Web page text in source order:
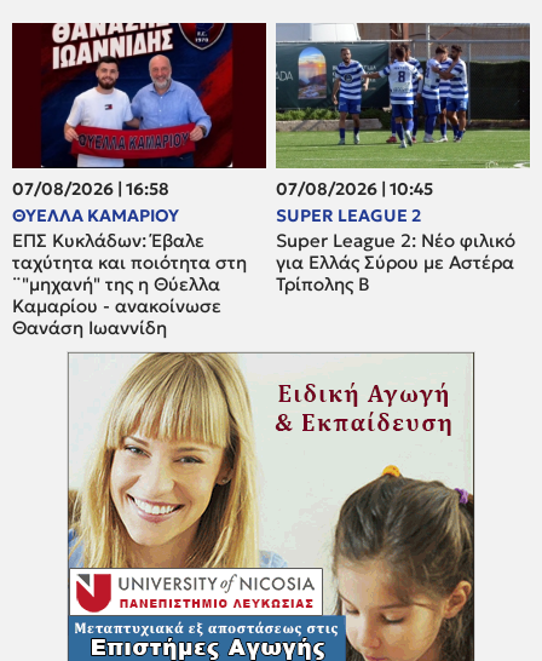
07/08/2026 | 16:58
ΘΥΕΛΛΑ ΚΑΜΑΡΙΟΥ
ΕΠΣ Κυκλάδων: Έβαλε
ταχύτητα και ποιότητα στη
¨"μηχανή" της η Θύελλα
Καμαρίου - ανακοίνωσε
Θανάση Ιωαννίδη
07/08/2026 | 10:45
SUPER LEAGUE 2
Super League 2: Νέο φιλικό
για Ελλάς Σύρου με Αστέρα
Τρίπολης Β